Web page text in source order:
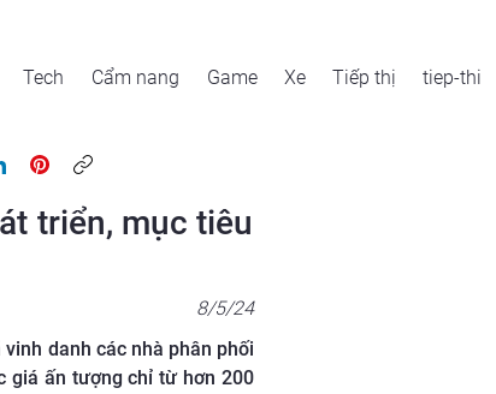
Tech Cẩm nang Game Xe Tiếp thị tiep-thi
triển, mục tiêu
8/5/24
danh các nhà phân phối
giá ấn tượng chỉ từ hơn 200